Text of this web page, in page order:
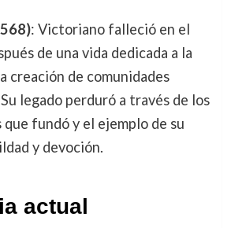
: Victoriano falleció en el
de una vida dedicada a la
creación de comunidades
legado perduró a través de los
fundó y el ejemplo de su
y devoción.
actual